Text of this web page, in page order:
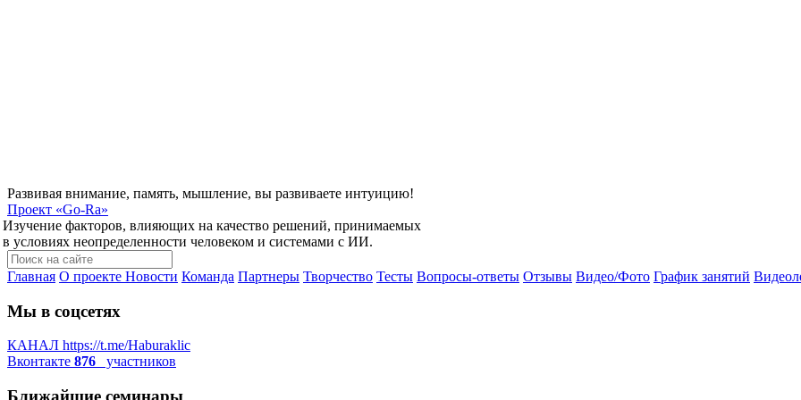
Развивая внимание, память, мышление, вы развиваете интуицию!
Проект «Go-Ra»
Изучение факторов, влияющих на качество решений, принимаемых
в условиях неопределенности человеком и системами с ИИ.
Главная О проекте Новости Команда Партнеры Творчество Тесты Вопросы-ответы Отзывы Видео/Фото График занятий
Мы в соцсетях
КАНАЛ https://t.me/Haburaklic
Вконтакте 876 участников
Ближайшие семинары